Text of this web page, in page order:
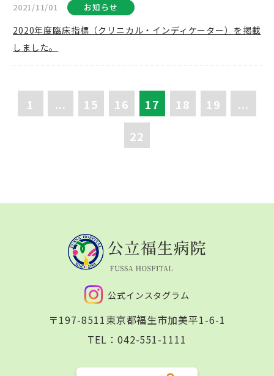
2021/11/01 お知らせ
2020年度臨床指標（クリニカル・インディケーター）を掲載
しました。
1 ... 15 16 17 18 19
...
22
公式インスタグラム
〒197-8511東京都福生市加美平1-6-1
TEL： 042-551-1111